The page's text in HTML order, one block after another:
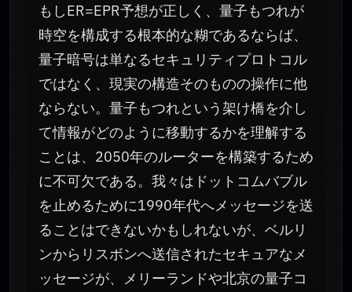
もしER=EPR予想が正しく、量子もつれが
時空を構成する根本的な糊であるならば、
量子暗号は単なるセキュリティプロトコル
ではなく、現実の構造そのものの操作に他
ならない。量子もつれという架け橋を介し
て情報がどのように移動するかを理解する
ことは、2050年のルーターを構築するため
に不可欠である。我々はドットコムバブル
を止めるために1990年代へメッセージを送
ることはできないかもしれないが、ベルリ
ンからリスボンへ送信されたセキュアなメ
ッセージが、メリーランドや北京の量子コ